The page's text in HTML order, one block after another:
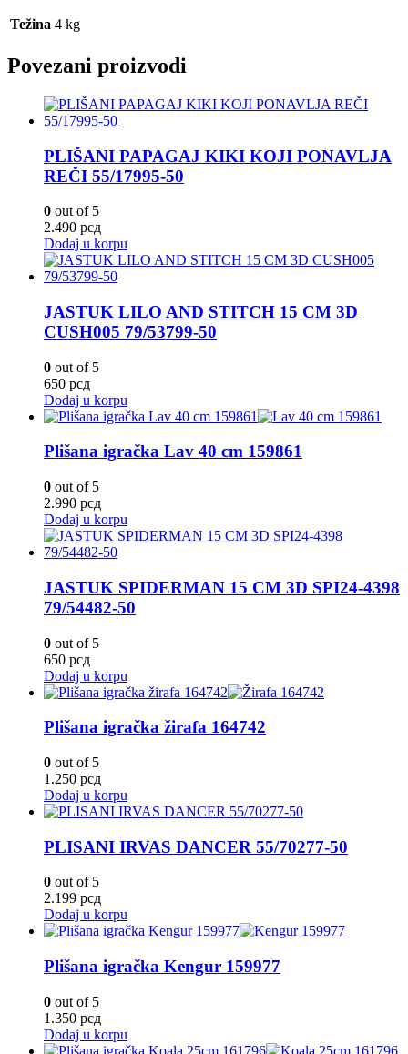
Težina 4 kg
Povezani proizvodi
PLIŠANI PAPAGAJ KIKI KOJI PONAVLJA
REČI 55/17995-50
0 out of 5
2.490 рсд
Dodaj u korpu
JASTUK LILO AND STITCH 15 CM 3D
CUSH005 79/53799-50
0 out of 5
650 рсд
Dodaj u korpu
Plišana igračka Lav 40 cm 159861
0 out of 5
2.990 рсд
Dodaj u korpu
JASTUK SPIDERMAN 15 CM 3D SPI24-4398
79/54482-50
0 out of 5
650 рсд
Dodaj u korpu
Plišana igračka žirafa 164742
0 out of 5
1.250 рсд
Dodaj u korpu
PLISANI IRVAS DANCER 55/70277-50
0 out of 5
2.199 рсд
Dodaj u korpu
Plišana igračka Kengur 159977
0 out of 5
1.350 рсд
Dodaj u korpu